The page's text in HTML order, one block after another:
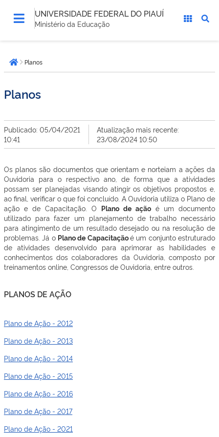
UNIVERSIDADE FEDERAL DO PIAUÍ
Ministério da Educação
está
aqui:Página inicial
Planos
Planos
Publicado: 05/04/2021
10:41
Atualização mais recente:
23/08/2024 10:50
Os planos são documentos que orientam e norteiam a ações da
Ouvidoria para o respectivo ano, de forma que a atividades
possam ser planejadas visando atingir os objetivos propostos e,
ao final, verificar o que foi concluído. A Ouvidoria utiliza o Plano de
ação e de Capacitação. O Plano de ação é um documento
utilizado para fazer um planejamento de trabalho necessário
para atingimento de um resultado desejado ou na resolução de
problemas. Já o Plano de Capacitaçãoé um conjunto estruturado
de atividades desenvolvido para aprimorar as habilidades e
conhecimentos dos colaboradores da Ouvidoria, composto por
treinamentos online, Congressos de Ouvidoria, entre outros.
PLANOS DE AÇÃO
Plano de Ação - 2012
Plano de Ação - 2013
Plano de Ação - 2014
Plano de Ação - 2015
Plano de Ação - 2016
Plano de Ação - 2017
Plano de Ação - 2021